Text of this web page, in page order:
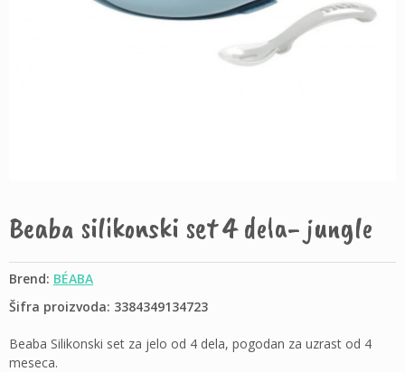
Beaba silikonski set 4 dela- jungle
Brend: BÉABA
Šifra proizvoda: 3384349134723
Beaba Silikonski set za jelo od 4 dela, pogodan za uzrast od 4
meseca.